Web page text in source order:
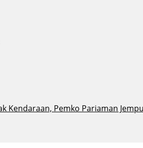
Kendaraan, Pemko Pariaman